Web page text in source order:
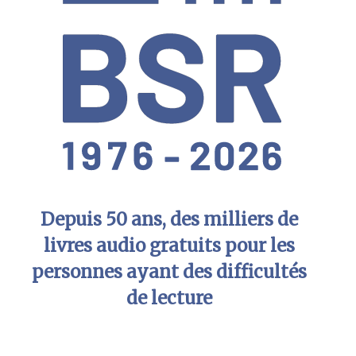
Depuis 50 ans, des milliers de
livres audio gratuits pour les
personnes ayant des difficultés
de lecture